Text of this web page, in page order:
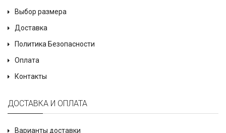
Выбор размера
Доставка
Политика Безопасности
Оплата
Контакты
ДОСТАВКА И ОПЛАТА
Варианты доставки